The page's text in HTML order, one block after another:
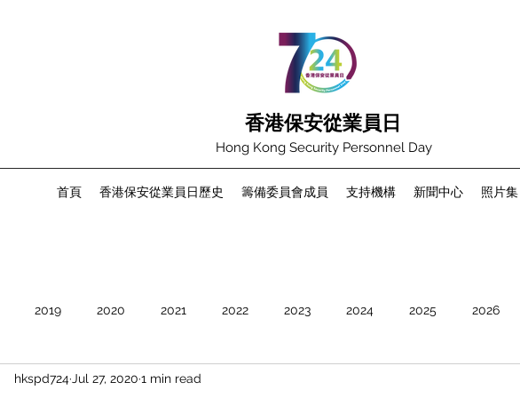
香港保安從業員日
Hong Kong Security Personnel Day
首頁 香港保安從業員日歷史 籌備委員會成員 支持機構 新聞中心 照片集
2019 2020 2021 2022 2023 2024 2025 2026
hkspd724 Jul 27, 2020 1 min read